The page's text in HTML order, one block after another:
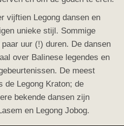
vijftien Legong dansen en
unieke stijl. Sommige
uur (!) duren. De dansen
over Balinese legendes en
De meest
de Legong Kraton; de
bekende dansen zijn
en Legong Jobog.